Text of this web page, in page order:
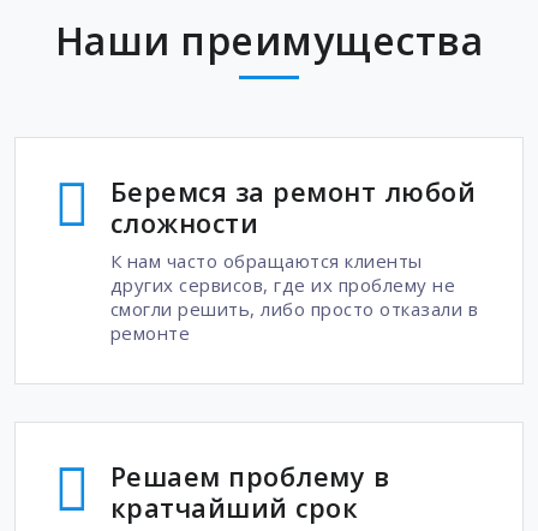
Наши преимущества
Беремся за ремонт любой
сложности
К нам часто обращаются клиенты
других сервисов, где их проблему не
смогли решить, либо просто отказали в
ремонте
Решаем проблему в
кратчайший срок